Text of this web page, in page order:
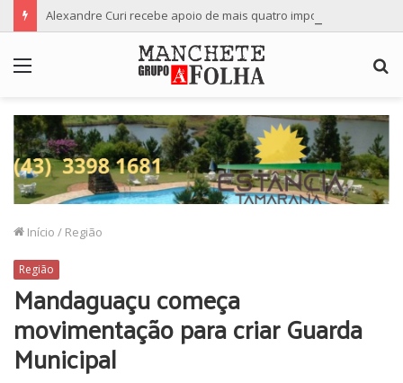
Início / Região
Região
Mandaguaçu começa
movimentação para criar Guarda
Municipal